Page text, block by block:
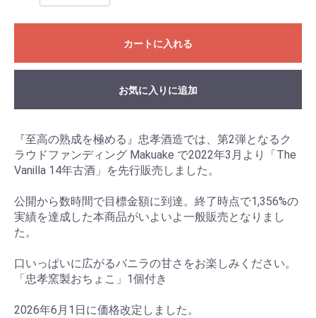
カートに入れる
お気に入りに追加
『至高の熟成を極める』忠孝酒造では、第2弾となるク
ラウドファンディング Makuake で2022年3月より「The
Vanilla 14年古酒」を先行販売しました。
公開から数時間で目標金額に到達。終了時点で1,356%の
実績を達成した本商品がいよいよ一般販売となりまし
た。
口いっぱいに広がるバニラの甘さをお楽しみください。
「忠孝窯製おちょこ」1個付き
2026年6月1日に価格改定しました。